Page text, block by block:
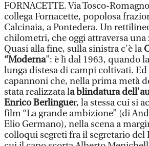
FORNACETTE. Via Tosco-
collega Fornacette, popolosa
Calcinaia, a Pontedera. Un
chilometri, che oggi attraversa
Quasi alla fine, sulla sinistra c'è la
“Moderna”: è lì dal 1963, quando
lunga distesa di campi coltivati. Ed
capannoni che, nella prima metà
stata realizzata la blindatura
Enrico Berlinguer, la stessa cui si
film “La grande ambizione” (di
Elio Germano), nella scena a
colloqui segreti fra il segretario del